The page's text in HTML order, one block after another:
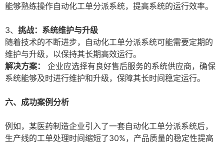
能够熟练操作自动化工单分派系统，提高系统的运行效率。
3、 挑战：系统维护与升级
随着技术的不断进步，自动化工单分派系统可能需要定期的
维护与升级，以保持其长期高效运行。
解决方案：
企业应选择有良好售后服务的系统供应商，确保
系统能够及时进行维护和升级，保障其长时间稳定运行。
六、成功案例分析
例如，某医药制造企业引入了一套自动化工单分派系统后，
生产线的工单处理时间缩短了30%，产品质量的稳定性提高